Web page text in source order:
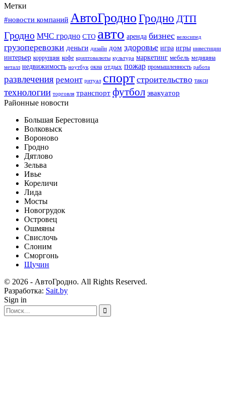
Метки
#новости компаний АвтоГродноГродно ДТП
Гродно МЧС гродно СТО авто аренда бизнес велосипед
грузоперевозки деньги дизайн дом здоровье игра игры инвестиции
интерьер коррупция кофе криптовалюты культура маркетинг мебель медицина
металл недвижимость ноутбук окна отдых пожар промышленность работа
развлечения ремонт ритуал спорт строительство такси
технологии торговля транспорт футбол эвакуатор
Районные новости
Большая Берестовица
Волковыск
Вороново
Гродно
Дятлово
Зельва
Ивье
Кореличи
Лида
Мосты
Новогрудок
Островец
Ошмяны
Свислочь
Слоним
Сморгонь
Щучин
© 2026 - АвтоГродно. All Rights Reserved.
Разработка: Sait.by
Sign in